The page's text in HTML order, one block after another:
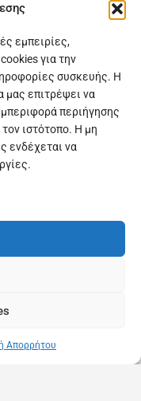
εμπειρίες,
για την
συσκευής. Η
μας επιτρέψει να
περιήγησης
ιστότοπο. Η μη
ενδέχεται να
Απορρήτου